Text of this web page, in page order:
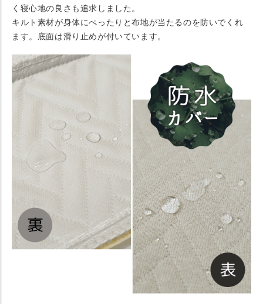
く寝心地の良さも追求しました。
キルト素材が身体にぺったりと布地が当たるのを防いでくれ
ます。底面は滑り止めが付いています。